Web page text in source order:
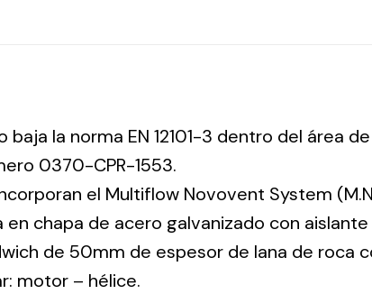
baja la norma EN 12101-3 dentro del área
0370-CPR-1553.
el Multiflow Novovent System
en chapa de acero galvanizado con
de 50mm de espesor de lana de roca
motor – hélice.